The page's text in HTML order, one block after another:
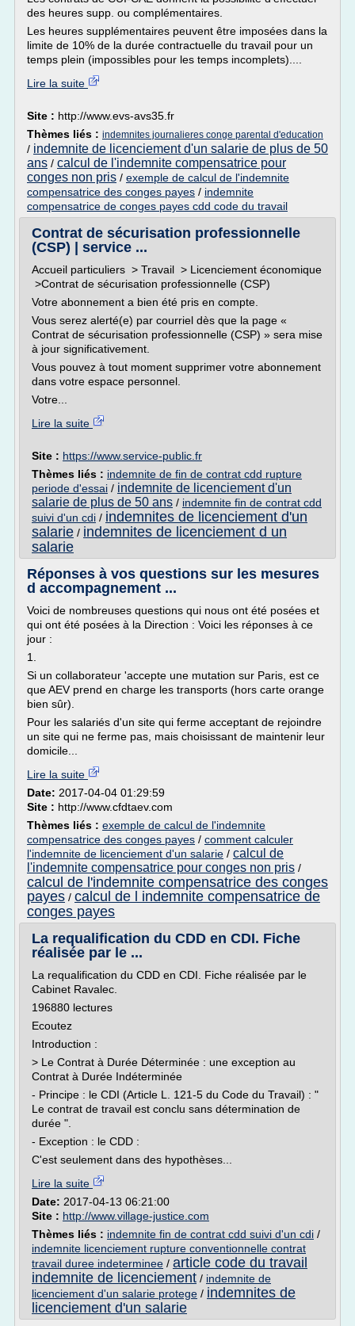
des heures supp. ou complémentaires.
Les heures supplémentaires peuvent être imposées dans la
limite de 10% de la durée contractuelle du travail pour un
temps plein (impossibles pour les temps incomplets)....
Lire la suite
Site : http://www.evs-avs35.fr
Thèmes liés : indemnites journalieres conge parental d'education
/ indemnite de licenciement d'un salarie de plus de 50
ans / calcul de l'indemnite compensatrice pour
conges non pris / exemple de calcul de l'indemnite
compensatrice des conges payes / indemnite
compensatrice de conges payes cdd code du travail
Contrat de sécurisation professionnelle
(CSP) | service ...
Accueil particuliers > Travail > Licenciement économique
>Contrat de sécurisation professionnelle (CSP)
Votre abonnement a bien été pris en compte.
Vous serez alerté(e) par courriel dès que la page «
Contrat de sécurisation professionnelle (CSP) » sera mise
à jour significativement.
Vous pouvez à tout moment supprimer votre abonnement
dans votre espace personnel.
Votre...
Lire la suite
Site : https://www.service-public.fr
Thèmes liés : indemnite de fin de contrat cdd rupture
periode d'essai / indemnite de licenciement d'un
salarie de plus de 50 ans / indemnite fin de contrat cdd
suivi d'un cdi / indemnites de licenciement d'un
salarie / indemnites de licenciement d un
salarie
Réponses à vos questions sur les mesures
d accompagnement ...
Voici de nombreuses questions qui nous ont été posées et
qui ont été posées à la Direction : Voici les réponses à ce
jour :
1.
Si un collaborateur 'accepte une mutation sur Paris, est ce
que AEV prend en charge les transports (hors carte orange
bien sûr).
Pour les salariés d'un site qui ferme acceptant de rejoindre
un site qui ne ferme pas, mais choisissant de maintenir leur
domicile...
Lire la suite
Date: 2017-04-04 01:29:59
Site : http://www.cfdtaev.com
Thèmes liés : exemple de calcul de l'indemnite
compensatrice des conges payes / comment calculer
l'indemnite de licenciement d'un salarie / calcul de
l'indemnite compensatrice pour conges non pris /
calcul de l'indemnite compensatrice des conges
payes / calcul de l indemnite compensatrice de
conges payes
La requalification du CDD en CDI. Fiche
réalisée par le ...
La requalification du CDD en CDI. Fiche réalisée par le
Cabinet Ravalec.
196880 lectures
Ecoutez
Introduction :
> Le Contrat à Durée Déterminée : une exception au
Contrat à Durée Indéterminée
- Principe : le CDI (Article L. 121-5 du Code du Travail) : "
Le contrat de travail est conclu sans détermination de
durée ".
- Exception : le CDD :
C'est seulement dans des hypothèses...
Lire la suite
Date: 2017-04-13 06:21:00
Site : http://www.village-justice.com
Thèmes liés : indemnite fin de contrat cdd suivi d'un cdi /
indemnite licenciement rupture conventionnelle contrat
travail duree indeterminee / article code du travail
indemnite de licenciement / indemnite de
licenciement d'un salarie protege / indemnites de
licenciement d'un salarie